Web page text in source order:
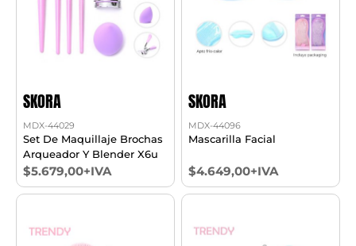
SKORA
MDX-44029
Set De Maquillaje Brochas
Arqueador Y Blender X6u
$5.679,00+IVA
SKORA
MDX-44096
Mascarilla Facial
$4.649,00+IVA